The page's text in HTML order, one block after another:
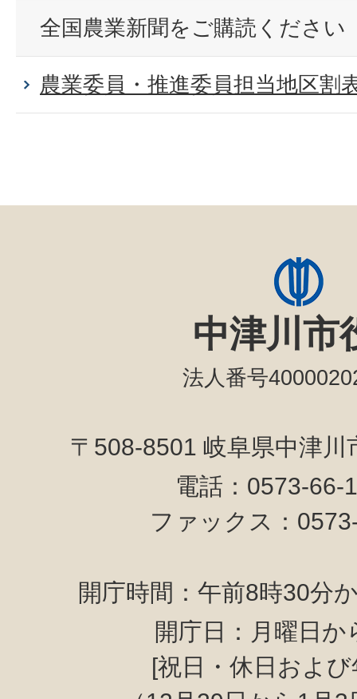
全国農業新聞をご購読ください
農業委員・推進委員担当地区割
中津川市
法人番号
〒508-8501 岐阜県中津
電話：0573-
ファックス：
開庁時間：午前8時30分
開庁日：月曜日か
[祝日・休日およ